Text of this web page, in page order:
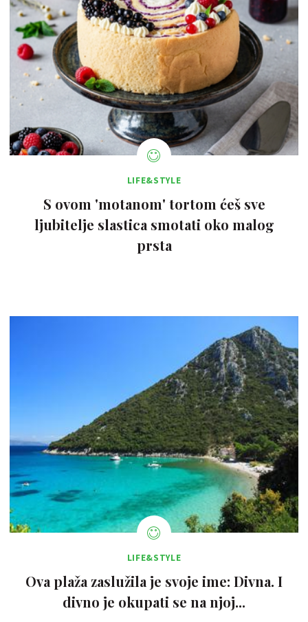
LIFE&STYLE
S ovom 'motanom' tortom ćeš sve
ljubitelje slastica smotati oko malog
prsta
LIFE&STYLE
Ova plaža zaslužila je svoje ime: Divna. I
divno je okupati se na njoj...